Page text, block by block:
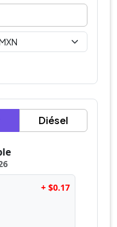
Diésel